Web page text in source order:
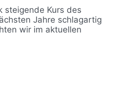
steigende Kurs des
Jahre schlagartig
wir im aktuellen